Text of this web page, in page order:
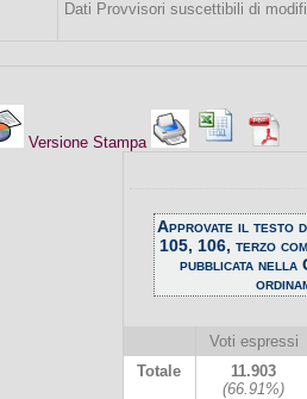
Dati Provvisori suscettibili di
Versione Stampa
Approvate il testo
105, 106, terzo
pubblicata nella
Voti espressi
Totale
11.903
(66.91%)